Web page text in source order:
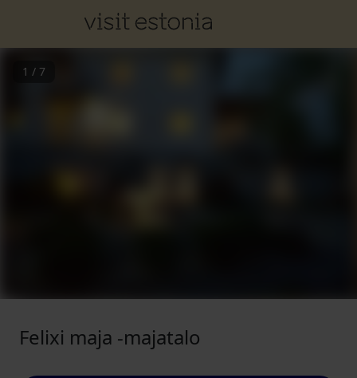
1 / 7
Felixi maja -majatalo